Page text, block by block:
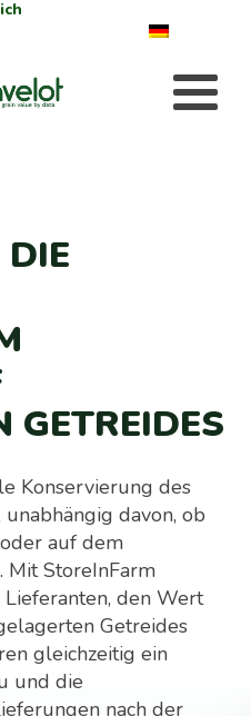
DIE
GETREIDES
Konservierung des
davon, ob
auf dem
StoreInFarm
den Wert
Getreides
gleichzeitig ein
und die
nach der